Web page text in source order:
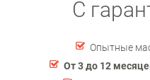
С
Опытные
От 3 до 12